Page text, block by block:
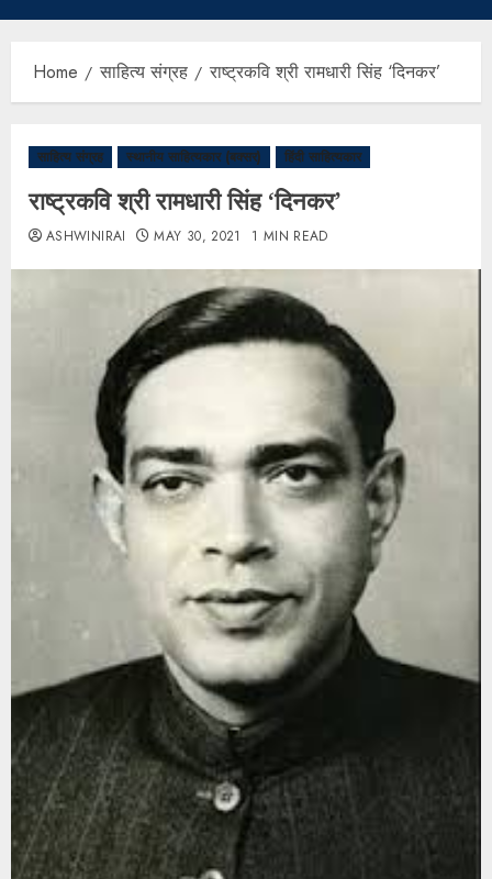
Home साहित्य संग्रह राष्ट्रकवि श्री रामधारी सिंह ‘दिनकर’
साहित्य संग्रह स्थानीय साहित्यकार (बक्सर) हिंदी साहित्यकार
राष्ट्रकवि श्री रामधारी सिंह ‘दिनकर’
ASHWINIRAI MAY 30, 2021 1 MIN READ